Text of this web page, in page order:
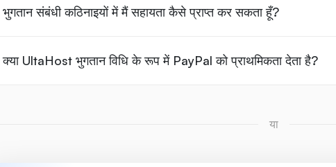
भुगतान संबंधी कठिनाइयों में मैं सहायता कैसे प्राप्त कर सकता हूँ?
क्या UltaHost भुगतान विधि के रूप में PayPal को प्राथमिकता देता है?
या